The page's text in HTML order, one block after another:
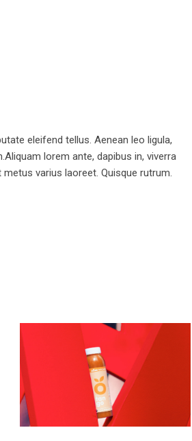
eleifend tellus. Aenean leo ligula,
lorem ante, dapibus in, viverra
varius laoreet. Quisque rutrum.